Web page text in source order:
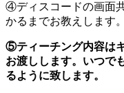
④ディスコードの画面
かるまでお教えします。
⑤ティーチング内容は
お渡しします。いつで
るように致します。